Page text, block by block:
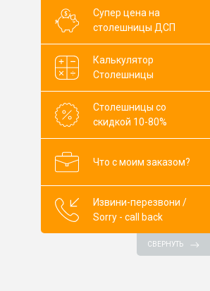
Супер цена на
столешницы ДСП
Калькулятор
Столешницы
Столешницы со
скидкой 10-80%
Что с моим заказом?
Извини-перезвони /
Sorry - call back
СВЕРНУТЬ